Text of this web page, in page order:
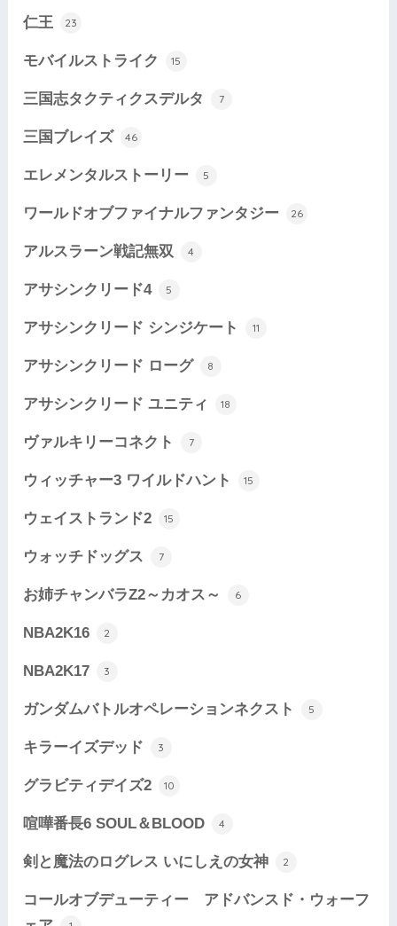
仁王 23
モバイルストライク 15
三国志タクティクスデルタ 7
三国ブレイズ 46
エレメンタルストーリー 5
ワールドオブファイナルファンタジー 26
アルスラーン戦記無双 4
アサシンクリード4 5
アサシンクリード シンジケート 11
アサシンクリード ローグ 8
アサシンクリード ユニティ 18
ヴァルキリーコネクト 7
ウィッチャー3 ワイルドハント 15
ウェイストランド2 15
ウォッチドッグス 7
お姉チャンバラZ2～カオス～ 6
NBA2K16 2
NBA2K17 3
ガンダムバトルオペレーションネクスト 5
キラーイズデッド 3
グラビティデイズ2 10
喧嘩番長6 SOUL＆BLOOD 4
剣と魔法のログレス いにしえの女神 2
コールオブデューティー アドバンスド・ウォーフ